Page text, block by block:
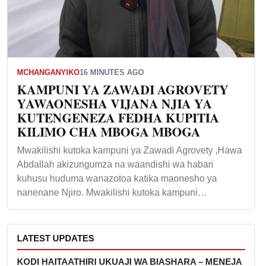
MCHANGANYIKO16 MINUTES AGO
KAMPUNI YA ZAWADI AGROVETY
YAWAONESHA VIJANA NJIA YA
KUTENGENEZA FEDHA KUPITIA
KILIMO CHA MBOGA MBOGA
Mwakilishi kutoka kampuni ya Zawadi Agrovety ,Hawa
Abdallah akizungumza na waandishi wa habari
kuhusu huduma wanazotoa katika maonesho ya
nanenane Njiro. Mwakilishi kutoka kampuni…
LATEST UPDATES
KODI HAITAATHIRI UKUAJI WA BIASHARA – MENEJA